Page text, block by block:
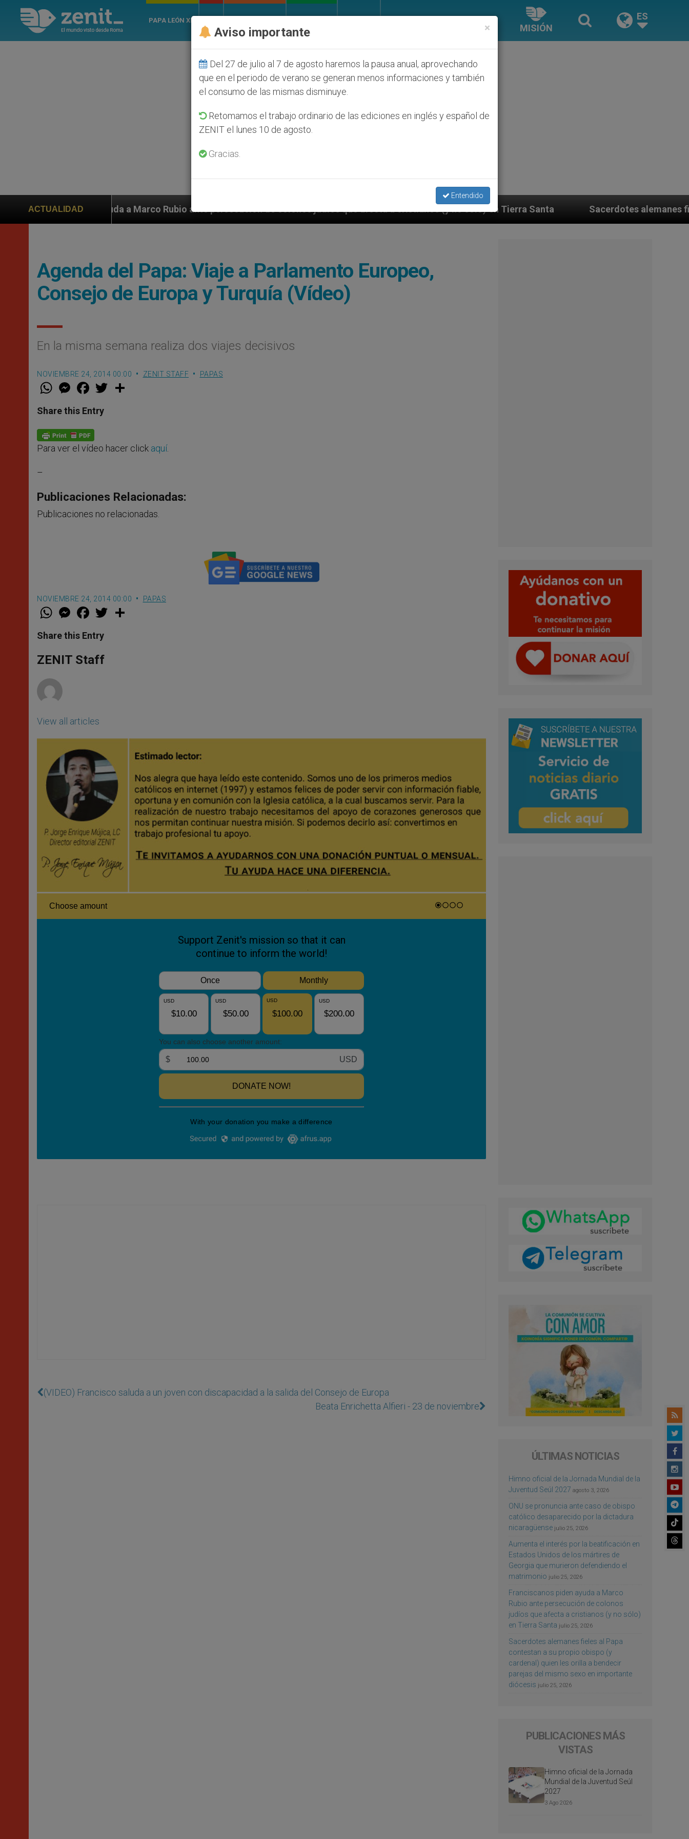
PAPA LEÓN XIV
MISIÓN
ES
ACTUALIDAD
ayuda a Marco Rubio ante persecución de colonos judíos que afecta a cristianos (y no sólo) en Tierra Santa Sacerdotes alemanes fieles al Papa
Agenda del Papa: Viaje a Parlamento Europeo,
Consejo de Europa y Turquía (Vídeo)
En la misma semana realiza dos viajes decisivos
NOVIEMBRE 24, 2014 00:00 ZENIT STAFF PAPAS
W
t
s
p
p
M
e
s
e
g
e
r
F
a
e
b
o
k
w
Share this Entry
Para ver el vídeo hacer click aquí.
–
Publicaciones Relacionadas:
Publicaciones no relacionadas.
NOVIEMBRE 24, 2014 00:00 PAPAS
W
t
s
p
p
M
e
s
e
g
e
F
a
e
b
o
k
w
Share this Entry
ZENIT Staff
View all articles
(VIDEO) Francisco saluda a un joven con discapacidad a la salida del Consejo de Europa
Beata Enrichetta Alfieri - 23 de noviembre
ÚLTIMAS NOTICIAS
Himno oficial de la Jornada Mundial de la
Juventud Seúl 2027 agosto 3, 2026
ONU se pronuncia ante caso de obispo
católico desaparecido por la dictadura
nicaragüense julio 25, 2026
Aumenta el interés por la beatificación en
Estados Unidos de los mártires de
Georgia que murieron defendiendo el
matrimonio julio 25, 2026
Franciscanos piden ayuda a Marco
Rubio ante persecución de colonos
judíos que afecta a cristianos (y no sólo)
en Tierra Santa julio 25, 2026
Sacerdotes alemanes fieles al Papa
contestan a su propio obispo (y
cardenal) quien les orilla a bendecir
parejas del mismo sexo en importante
diócesis julio 25, 2026
PUBLICACIONES MÁS
VISTAS
Himno oficial de la Jornada
Mundial de la Juventud Seúl
2027
3 Ago 2026
×
Aviso importante
Del 27 de julio al 7 de agosto haremos la pausa anual, aprovechando
que en el periodo de verano se generan menos informaciones y también
el consumo de las mismas disminuye.
Retomamos el trabajo ordinario de las ediciones en inglés y español de
ZENIT el lunes 10 de agosto.
Gracias.
Entendido